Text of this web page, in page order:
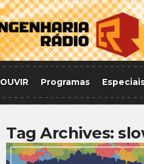
OUVIR Programas
Tag Archives: